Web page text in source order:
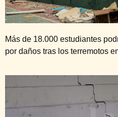
Más de 18.000 estudiantes
por daños tras los terremotos